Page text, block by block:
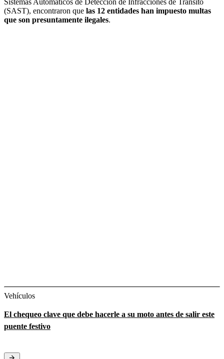
(SAST), encontraron que las 12 entidades han impuesto multas
que son presuntamente ilegales.
Vehículos
El chequeo clave que debe hacerle a su moto antes de salir este
puente festivo